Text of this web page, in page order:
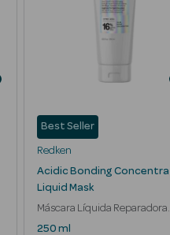
Best Seller
Redken
Acidic Bonding
Liquid Mask
Máscara Líquida Reparadora
Hidratação Profunda
250 ml